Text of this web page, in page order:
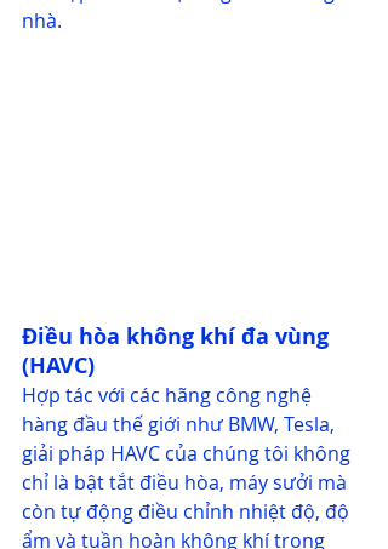
nhà.
Điều hòa không khí đa vùng
(HAVC)
Hợp tác với các hãng công nghệ
hàng đầu thế giới như BMW, Tesla,
giải pháp HAVC của chúng tôi không
chỉ là bật tắt điều hòa, máy sưởi mà
còn tự động điều chỉnh nhiệt độ, độ
ẩm và tuần hoàn không khí trong